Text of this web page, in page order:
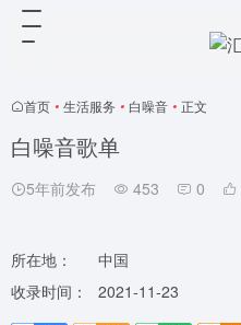
首页 • 生活服务 • 白噪音 • 正文
白噪音歌单
5年前发布 453 0
所在地：
中国
收录时间：
2021-11-23